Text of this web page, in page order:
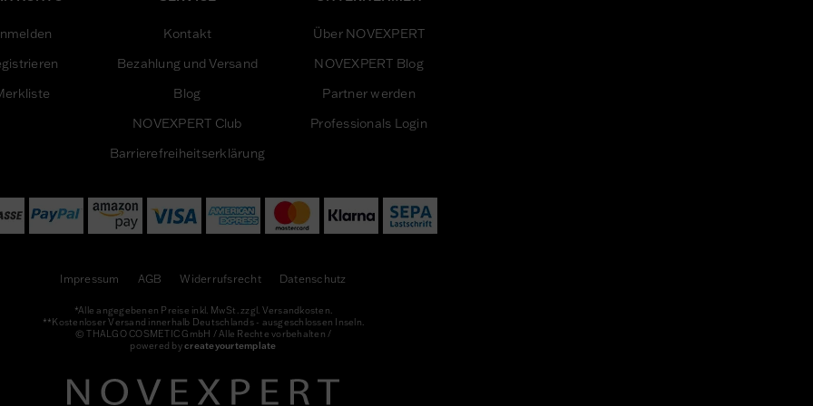
Kontakt
Bezahlung und Versand
Blog
NOVEXPERT Club
Barrierefreiheitserklärung
Über NOVEXPERT
NOVEXPERT Blog
Partner werden
Professionals Login
Impressum AGB Widerrufsrecht Datenschutz
*Alle angegebenen Preise inkl. MwSt. zzgl. Versandkosten.
**Kostenloser Versand innerhalb Deutschlands - ausgeschlossen Inseln.
© THALGO COSMETIC GmbH / Alle Rechte vorbehalten /
powered bycreateyourtemplate